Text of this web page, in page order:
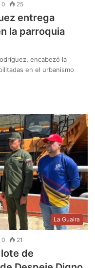
0 25
entrega
la parroquia
encabezó la
en el urbanismo
La Guaira
0 21
de